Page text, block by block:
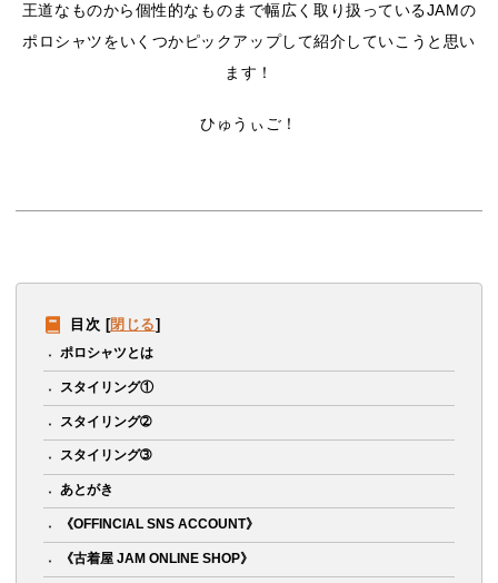
王道なものから個性的なものまで幅広く取り扱っているJAMの
ポロシャツをいくつかピックアップして紹介していこうと思い
ます！
ひゅうぃご！
目次 [閉じる]
ポロシャツとは
スタイリング①
スタイリング➁
スタイリング➂
あとがき
《OFFINCIAL SNS ACCOUNT》
《古着屋 JAM ONLINE SHOP》